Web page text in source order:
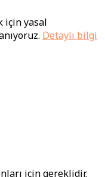
için yasal
Detaylı bilgi
için gereklidir.